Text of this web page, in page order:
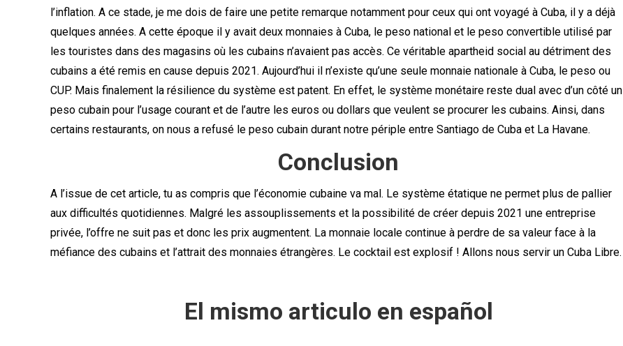
l’inflation. A ce stade, je me dois de faire une petite remarque notamment pour ceux qui ont voyagé à Cuba, il y a déjà
quelques années. A cette époque il y avait deux monnaies à Cuba, le peso national et le peso convertible utilisé par
les touristes dans des magasins où les cubains n’avaient pas accès. Ce véritable apartheid social au détriment des
cubains a été remis en cause depuis 2021. Aujourd’hui il n’existe qu’une seule monnaie nationale à Cuba, le peso ou
CUP. Mais finalement la résilience du système est patent. En effet, le système monétaire reste dual avec d’un côté un
peso cubain pour l’usage courant et de l’autre les euros ou dollars que veulent se procurer les cubains. Ainsi, dans
certains restaurants, on nous a refusé le peso cubain durant notre périple entre Santiago de Cuba et La Havane.
Conclusion
A l’issue de cet article, tu as compris que l’économie cubaine va mal. Le système étatique ne permet plus de pallier
aux difficultés quotidiennes. Malgré les assouplissements et la possibilité de créer depuis 2021 une entreprise
privée, l’offre ne suit pas et donc les prix augmentent. La monnaie locale continue à perdre de sa valeur face à la
méfiance des cubains et l’attrait des monnaies étrangères. Le cocktail est explosif ! Allons nous servir un Cuba Libre.
El mismo articulo en español